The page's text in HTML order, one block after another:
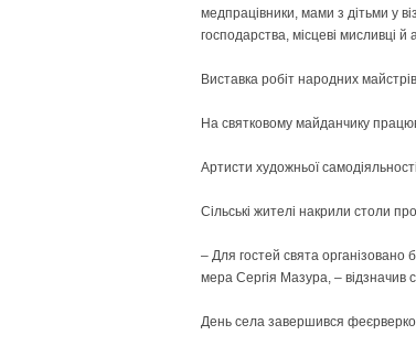
медпрацівники, мами з дітьми у
господарства, місцеві мисливці й
Виставка робіт народних
На святковому майданчику
Артисти художньої
Сільські жителі накрили столи
– Для гостей свята
мера Сергія Мазура, – відзначив
День села завершився